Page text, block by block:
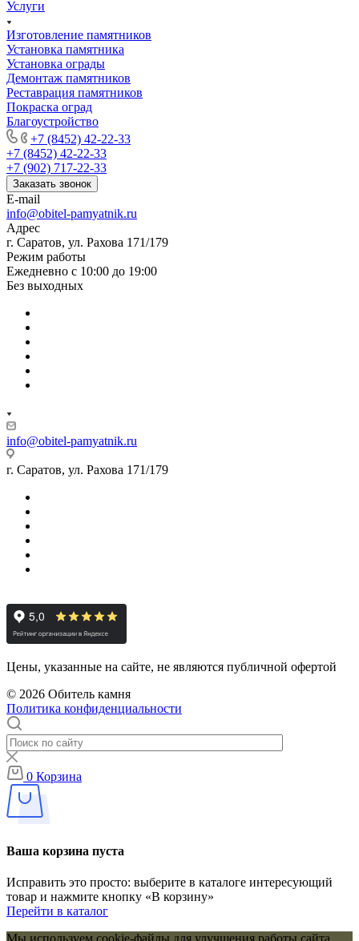
Услуги
Изготовление памятников
Установка памятника
Установка ограды
Демонтаж памятников
Реставрация памятников
Покраска оград
Благоустройство
+7 (8452) 42-22-33
+7 (8452) 42-22-33
+7 (902) 717-22-33
Заказать звонок
E-mail
info@obitel-pamyatnik.ru
Адрес
г. Саратов, ул. Рахова 171/179
Режим работы
Ежедневно с 10:00 до 19:00
Без выходных
info@obitel-pamyatnik.ru
г. Саратов, ул. Рахова 171/179
Цены, указанные на сайте, не являются публичной офертой
© 2026 Обитель камня
Политика конфиденциальности
0 Корзина
Ваша корзина пуста
Исправить это просто: выберите в каталоге интересующий
товар и нажмите кнопку «В корзину»
Перейти в каталог